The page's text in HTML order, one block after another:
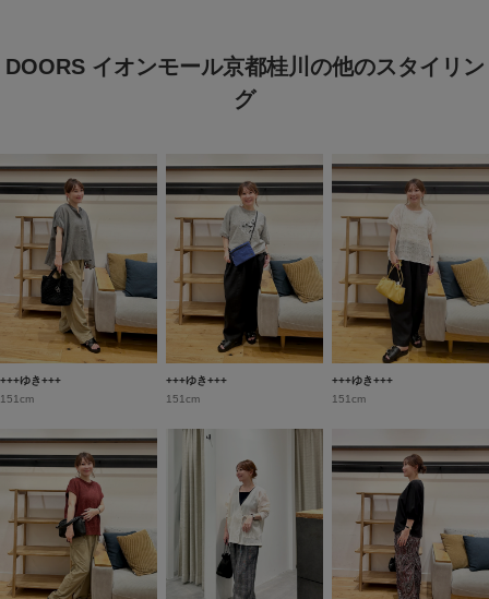
DOORS イオンモール京都桂川の他のスタイリン
グ
+++ゆき+++
151cm
+++ゆき+++
151cm
+++ゆき+++
151cm